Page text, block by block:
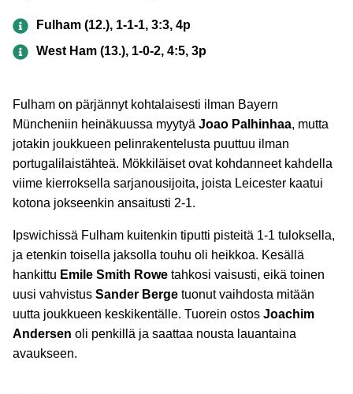
Fulham (12.), 1-1-1, 3:3, 4p
West Ham (13.), 1-0-2, 4:5, 3p
Fulham on pärjännyt kohtalaisesti ilman Bayern
Müncheniin heinäkuussa myytyä Joao Palhinhaa, mutta
jotakin joukkueen pelinrakentelusta puuttuu ilman
portugalilaistähteä. Mökkiläiset ovat kohdanneet kahdella
viime kierroksella sarjanousijoita, joista Leicester kaatui
kotona jokseenkin ansaitusti 2-1.
Ipswichissä Fulham kuitenkin tiputti pisteitä 1-1 tuloksella,
ja etenkin toisella jaksolla touhu oli heikkoa. Kesällä
hankittu Emile Smith Rowe tahkosi vaisusti, eikä toinen
uusi vahvistus Sander Berge tuonut vaihdosta mitään
uutta joukkueen keskikentälle. Tuorein ostos Joachim
Andersen oli penkillä ja saattaa nousta lauantaina
avaukseen.